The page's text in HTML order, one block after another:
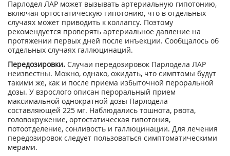
Парлодел ЛАР может вызывать артериальную гипотонию,
включая ортостатическую гипотонию, что в отдельных
случаях может приводить к коллапсу. Поэтому
рекомендуется проверять артериальное давление на
протяжении первых дней после инъекции. Сообщалось об
отдельных случаях галлюцинаций.
Передозировки. Случаи передозировок Парлодела ЛАР
неизвестны. Можно, однако, ожидать, что симптомы будут
такими же, как и после приема избыточной пероральной
дозы. У взрослого описан пероральный прием
максимальной однократной дозы Парлодела
составляющей 225 мг. Наблюдались тошнота, рвота,
головокружение, ортостатическая гипотония,
потоотделение, сонливость и галлюцинации. Для лечения
передозировок следует пользоваться симптоматическими
мерами.